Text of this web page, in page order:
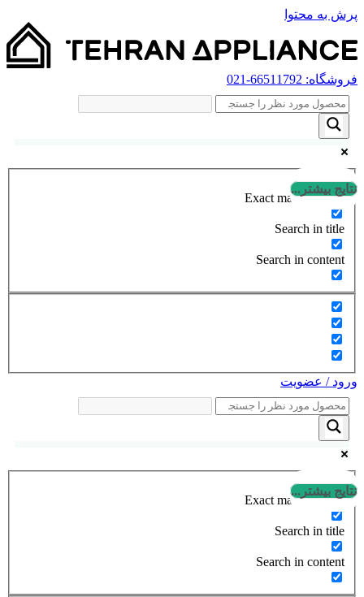
پرش به محتوا
فروشگاه: 66511792
-021
نتایج بیشتر...
Exact matches only
Search in title
Search in content
ورود / عضویت
نتایج بیشتر...
Exact matches only
Search in title
Search in content